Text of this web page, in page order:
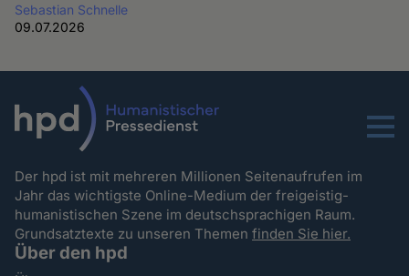
Sebastian Schnelle
09.07.2026
Menu
Der hpd ist mit mehreren Millionen Seitenaufrufen im
Jahr das wichtigste Online-Medium der freigeistig-
humanistischen Szene im deutschsprachigen Raum.
Grundsatztexte zu unseren Themenfinden Sie hier.
Über den hpd